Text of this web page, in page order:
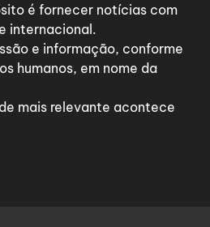
é fornecer notícias com
internacional.
e informação, conforme
humanos, em nome da
mais relevante acontece